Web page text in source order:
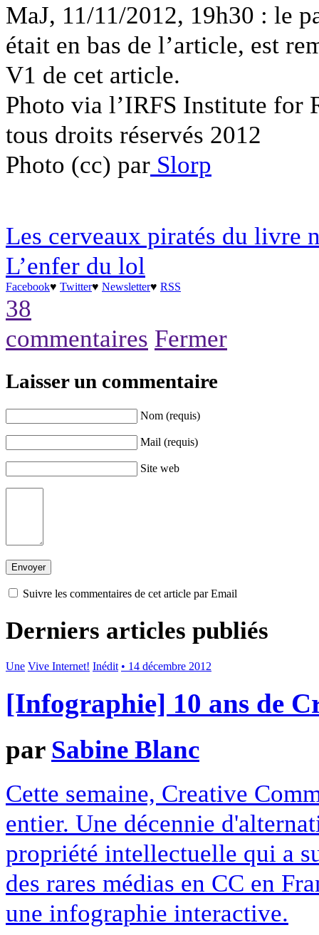
MaJ, 11/11/2012, 19h30 : le
était en bas de l’article, est
V1 de cet article.
Photo via l’IRFS Institute for
tous droits réservés 2012
Photo (cc) par Slorp
Les cerveaux piratés du livre
L’enfer du lol
Facebook♥ Twitter♥ Newsletter♥ RSS
38
commentaires Fermer
Laisser un commentaire
Nom (requis)
Mail (requis)
Site web
Suivre les commentaires de cet article par Email
Derniers articles publiés
Une Vive Internet! Inédit • 14 décembre 2012
[Infographie] 10 ans de
par Sabine Blanc
Cette semaine, Creative
entier. Une décennie
propriété intellectuelle qui a
des rares médias en CC en
une infographie interactive.